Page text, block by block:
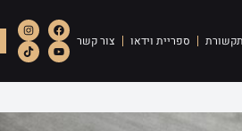
ספריית וידאו צור קשר